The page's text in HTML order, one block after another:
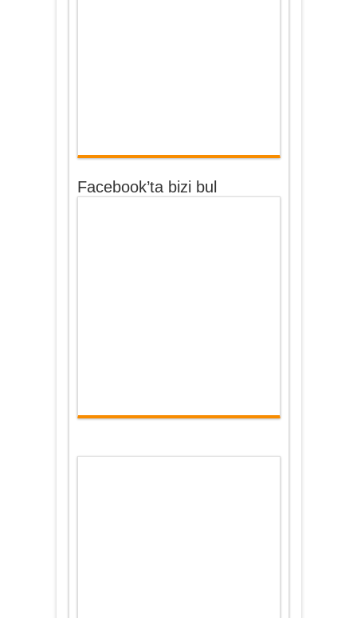
Facebook’ta bizi bul